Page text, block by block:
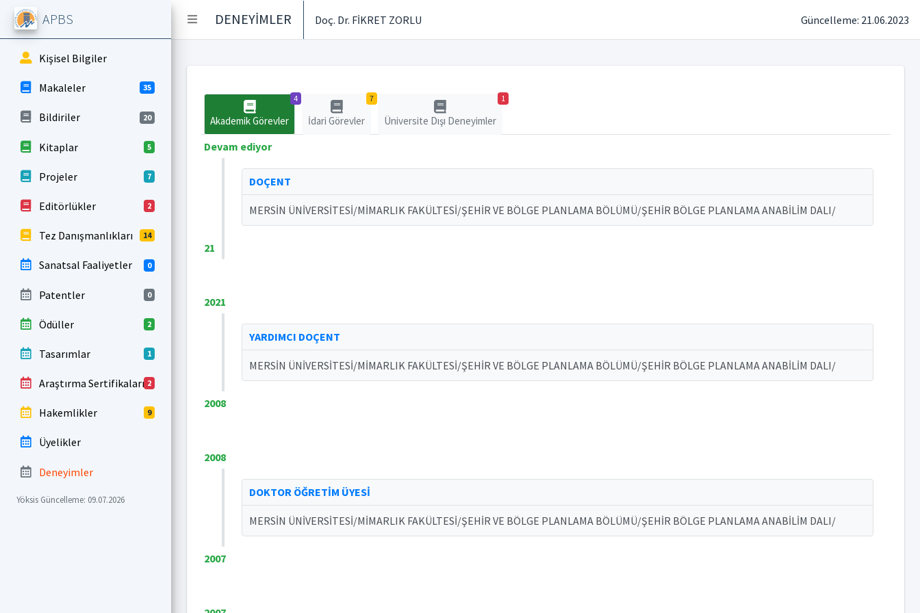
DENEYİMLER Doç. Dr. FİKRET ZORLU Güncelleme: 21.06.2023
APBS
Kişisel Bilgiler
Makaleler 35
Bildiriler 20
Kitaplar 5
Projeler 7
Editörlükler 2
Tez Danışmanlıkları 14
Sanatsal Faaliyetler 0
Patentler 0
Ödüller 2
Tasarımlar 1
Araştırma Sertifikaları 2
Hakemlikler 9
Üyelikler
Deneyimler
Yöksis Güncelleme: 09.07.2026
4
Akademik Görevler
7
İdari Görevler
1
Üniversite Dışı Deneyimler
Devam ediyor
DOÇENT
MERSİN ÜNİVERSİTESİ/MİMARLIK FAKÜLTESİ/ŞEHİR VE BÖLGE PLANLAMA BÖLÜMÜ/ŞEHİR BÖLGE PLANLAMA ANABİLİM DALI/
21
2021
YARDIMCI DOÇENT
MERSİN ÜNİVERSİTESİ/MİMARLIK FAKÜLTESİ/ŞEHİR VE BÖLGE PLANLAMA BÖLÜMÜ/ŞEHİR BÖLGE PLANLAMA ANABİLİM DALI/
2008
2008
DOKTOR ÖĞRETİM ÜYESİ
MERSİN ÜNİVERSİTESİ/MİMARLIK FAKÜLTESİ/ŞEHİR VE BÖLGE PLANLAMA BÖLÜMÜ/ŞEHİR BÖLGE PLANLAMA ANABİLİM DALI/
2007